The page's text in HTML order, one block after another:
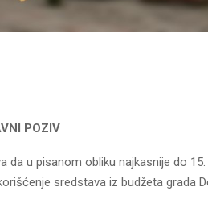
POZIV
da u pisanom obliku najkasnije do
sredstava iz budžeta grada